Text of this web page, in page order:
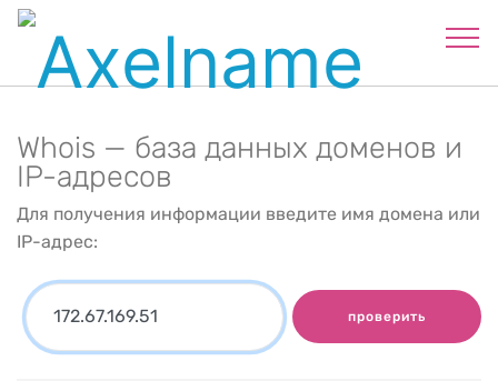
Whois — база данных доменов и
IP-адресов
Для получения информации введите имя домена или
IP-адрес:
проверить